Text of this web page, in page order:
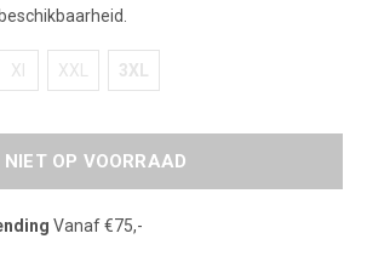
Xl XXL 3XL
NIET OP VOORRAAD
Vanaf €75,-